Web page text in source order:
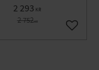
2 293 KR
2 752KR
Lägg